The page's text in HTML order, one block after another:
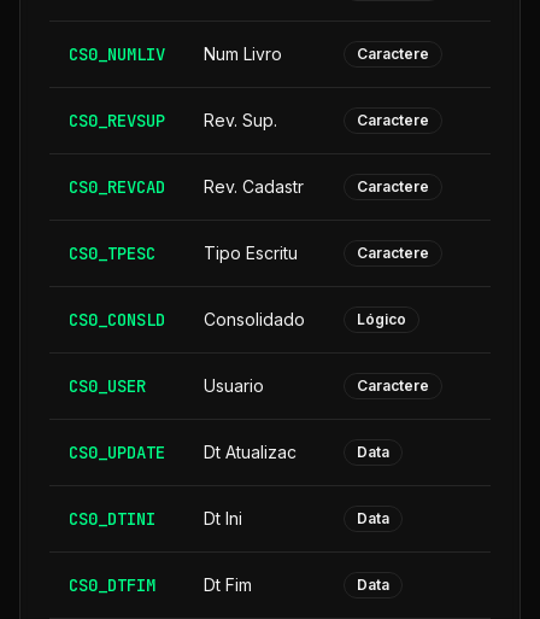
CS0_NUMLIV Num Livro Caractere
CS0_REVSUP Rev. Sup. Caractere
CS0_REVCAD Rev. Cadastr Caractere
CS0_TPESC Tipo Escritu Caractere
CS0_CONSLD Consolidado Lógico
CS0_USER Usuario Caractere
CS0_UPDATE Dt Atualizac Data
CS0_DTINI Dt Ini Data
CS0_DTFIM Dt Fim Data